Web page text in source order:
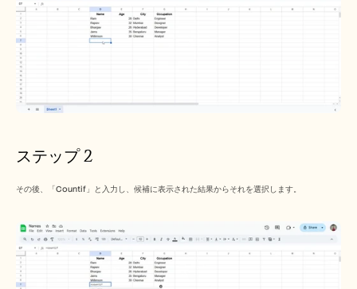
ステップ 2
その後、「Countif」と入力し、候補に表示された結果からそれを選択します。
採用情報